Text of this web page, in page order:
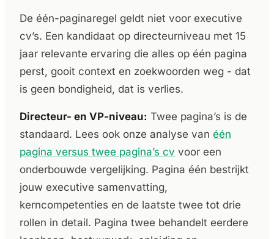
De één-paginaregel geldt niet voor executive
cv’s. Een kandidaat op directeurniveau met 15
jaar relevante ervaring die alles op één pagina
perst, gooit context en zoekwoorden weg - dat
is geen bondigheid, dat is verlies.
Directeur- en VP-niveau: Twee pagina’s is de
standaard. Lees ook onze analyse van één
pagina versus twee pagina’s cv voor een
onderbouwde vergelijking. Pagina één bestrijkt
jouw executive samenvatting,
kerncompetenties en de laatste twee tot drie
rollen in detail. Pagina twee behandelt eerdere